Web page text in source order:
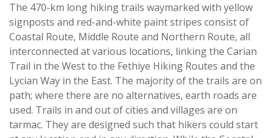
The 470-km long hiking trails waymarked with yellow
signposts and red-and-white paint stripes consist of
Coastal Route, Middle Route and Northern Route, all
interconnected at various locations, linking the Carian
Trail in the West to the Fethiye Hiking Routes and the
Lycian Way in the East. The majority of the trails are on
path; where there are no alternatives, earth roads are
used. Trails in and out of cities and villages are on
tarmac. They are designed such that hikers could start